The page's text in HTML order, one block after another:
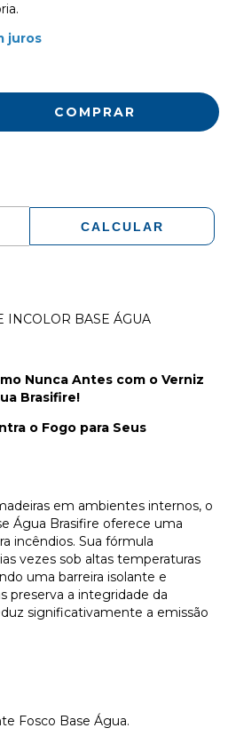
juros
CALCULAR
INCOLOR BASE ÁGUA
Nunca Antes com o Verniz
Brasifire!
o Fogo para Seus
em ambientes internos, o
Água Brasifire oferece uma
incêndios. Sua fórmula
vezes sob altas temperaturas
uma barreira isolante e
preserva a integridade da
significativamente a emissão
Fosco Base Água.